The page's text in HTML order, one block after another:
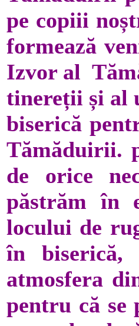
pe copiii
formează
Izvor al
tinereții și al
biserică
Tămăduirii.
de orice
păstrăm în
locului de
în
atmosfera
pentru că se